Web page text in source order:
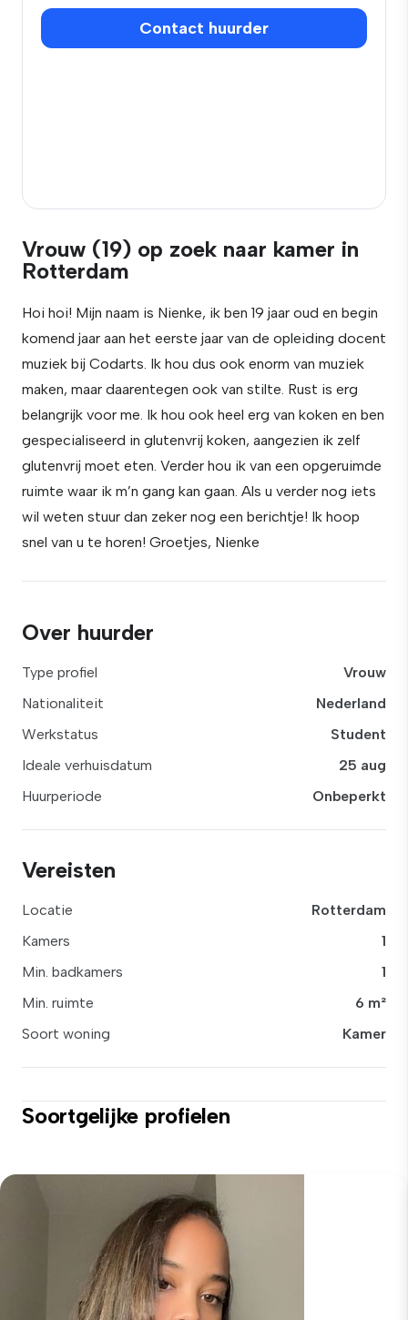
Contact huurder
Vrouw (19) op zoek naar kamer in
Rotterdam
Hoi hoi! Mijn naam is Nienke, ik ben 19 jaar oud en begin
komend jaar aan het eerste jaar van de opleiding docent
muziek bij Codarts. Ik hou dus ook enorm van muziek
maken, maar daarentegen ook van stilte. Rust is erg
belangrijk voor me. Ik hou ook heel erg van koken en ben
gespecialiseerd in glutenvrij koken, aangezien ik zelf
glutenvrij moet eten. Verder hou ik van een opgeruimde
ruimte waar ik m’n gang kan gaan. Als u verder nog iets
wil weten stuur dan zeker nog een berichtje! Ik hoop
snel van u te horen! Groetjes, Nienke
Over huurder
Type profiel
Vrouw
Nationaliteit
Nederland
Werkstatus
Student
Ideale verhuisdatum
25 aug
Huurperiode
Onbeperkt
Vereisten
Locatie
Rotterdam
Kamers
1
Min. badkamers
1
Min. ruimte
6 m²
Soort woning
Kamer
Soortgelijke profielen